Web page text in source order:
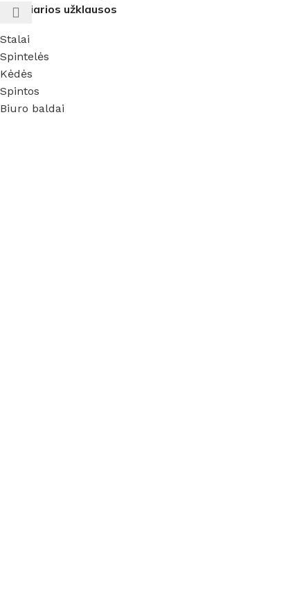
Populiarios užklausos
Stalai
Spintelės
Kėdės
Spintos
Biuro baldai